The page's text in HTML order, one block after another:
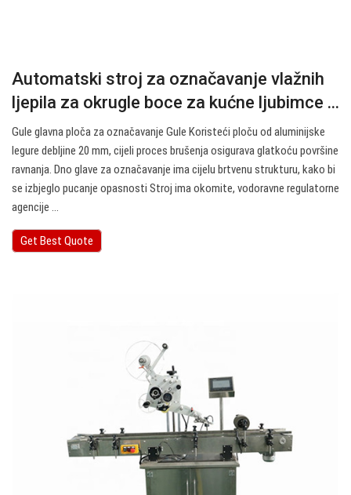
Automatski stroj za označavanje vlažnih
ljepila za okrugle boce za kućne ljubimce ...
Gule glavna ploča za označavanje Gule Koristeći ploču od aluminijske
legure debljine 20 mm, cijeli proces brušenja osigurava glatkoću površine
ravnanja. Dno glave za označavanje ima cijelu brtvenu strukturu, kako bi
se izbjeglo pucanje opasnosti Stroj ima okomite, vodoravne regulatorne
agencije ...
Get Best Quote